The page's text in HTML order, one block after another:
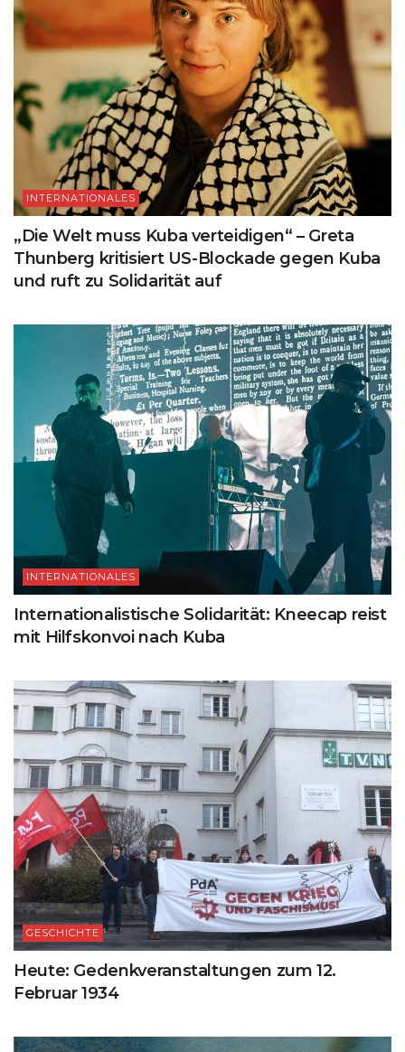
INTERNATIONALES
„Die Welt muss Kuba verteidigen“ – Greta
Thunberg kritisiert US-Blockade gegen Kuba
und ruft zu Solidarität auf
INTERNATIONALES
Internationalistische Solidarität: Kneecap reist
mit Hilfskonvoi nach Kuba
GESCHICHTE
Heute: Gedenkveranstaltungen zum 12.
Februar 1934